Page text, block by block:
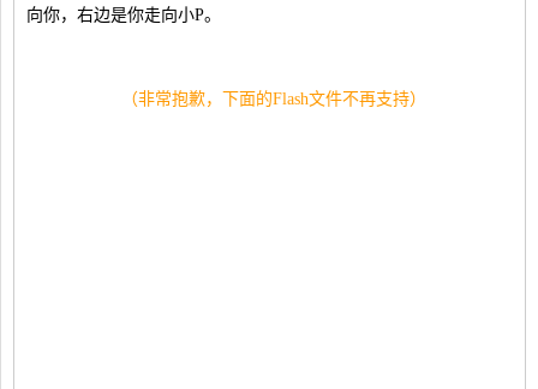
向你，右边是你走向小P。
（非常抱歉，下面的Flash文件不再支持）